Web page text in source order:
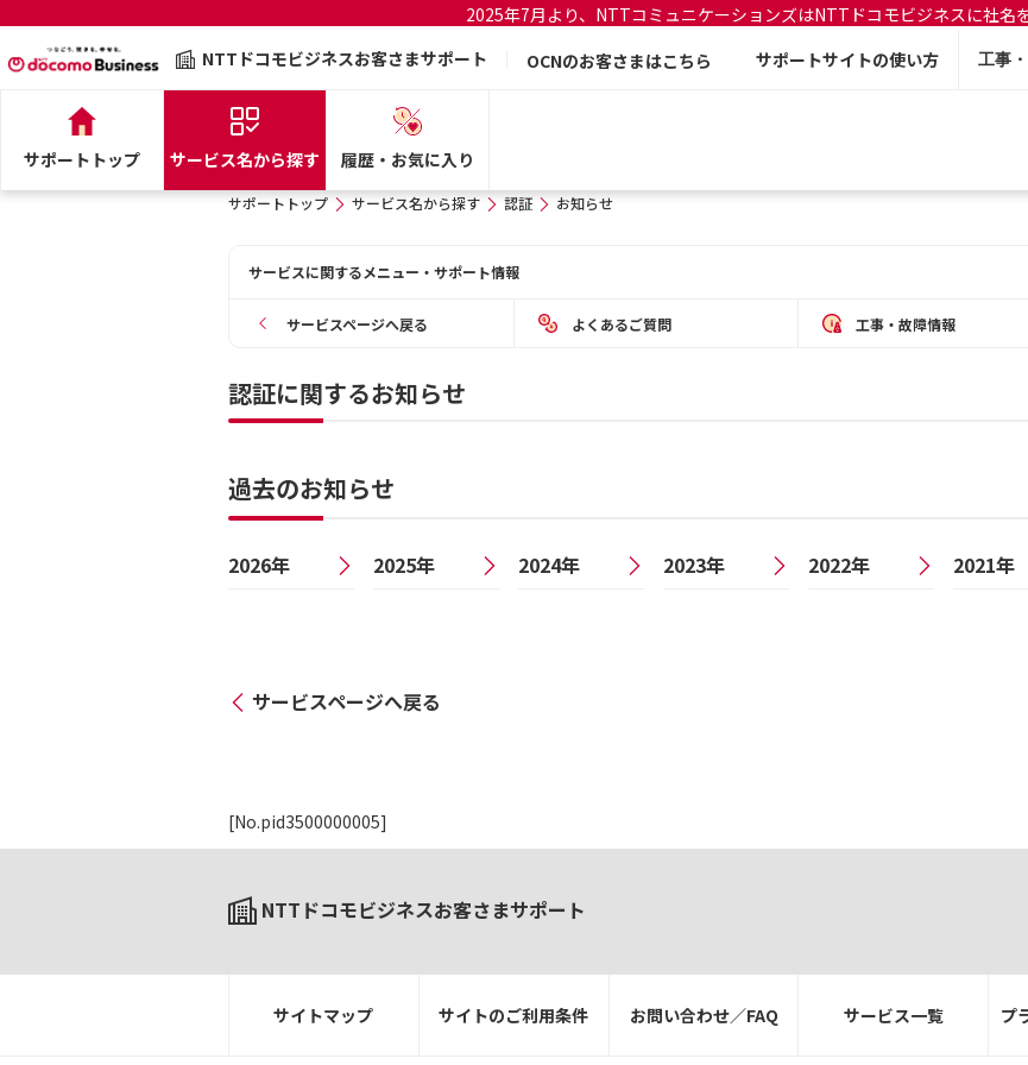
2025年7月より、NTTコミュニケーションズはNTTドコモビジネスに社名
NTTドコモビジネスお客さまサポート
OCNのお客さまはこちら サポートサイトの使い方 工事
サポートトップ サービス名から探す 履歴・お気に入り
サポートトップ サービス名から探す 認証 お知らせ
サービスに関するメニュー・サポート情報
サービスページへ戻る よくあるご質問 工事・故障情報
認証に関するお知らせ
過去のお知らせ
2026年 2025年 2024年 2023年 2022年 2021年
サービスページへ戻る
[No.pid3500000005]
NTTドコモビジネスお客さまサポート
サイトマップ サイトのご利用条件 お問い合わせ／FAQ サービス一覧 プ